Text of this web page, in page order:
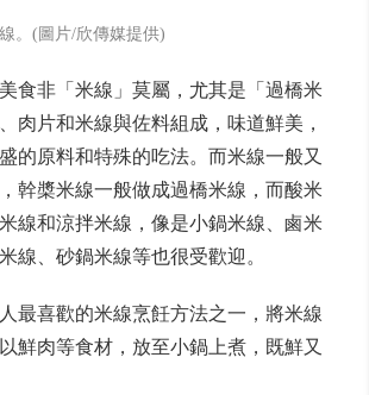
小吃街。
。(圖片/欣傳媒提供)
食非「米線」莫屬，尤其是「過橋米
的原料和特殊的吃法。而米線一般又
幹槳米線一般做成過橋米線，而酸米
線和涼拌米線，像是小鍋米線、鹵米